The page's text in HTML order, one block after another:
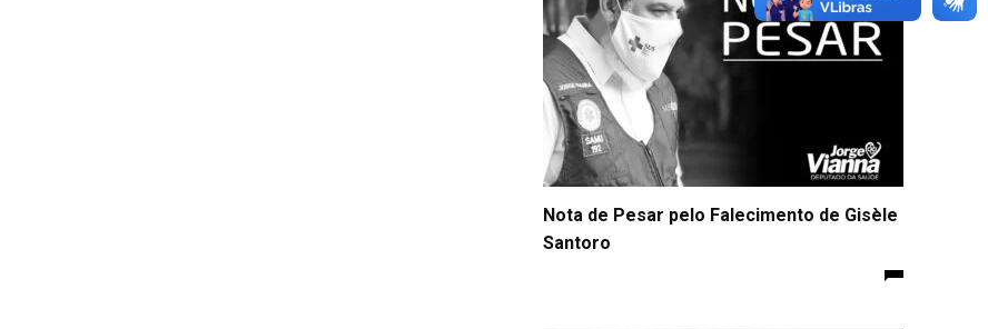
Nota de Pesar pelo Falecimento de Gisèle
Santoro